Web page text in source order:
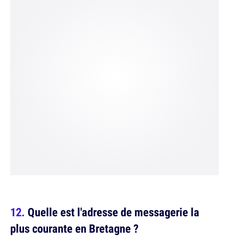
Quelle est l'adresse de messagerie la
plus courante en Bretagne ?